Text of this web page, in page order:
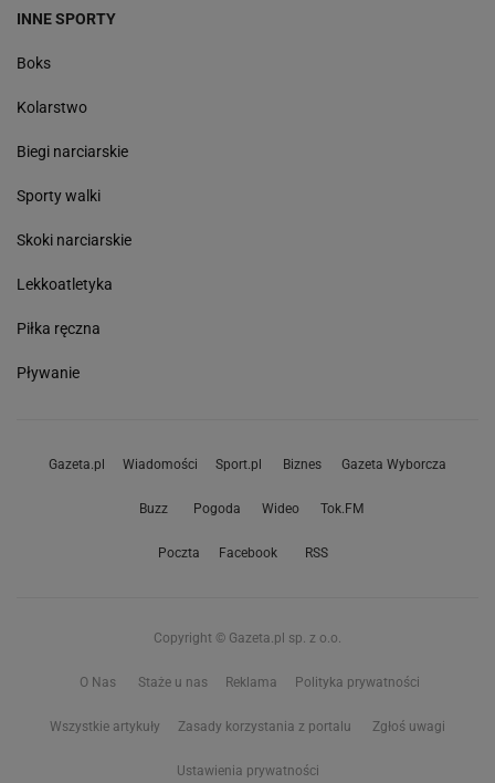
INNE SPORTY
Boks
Kolarstwo
Biegi narciarskie
Sporty walki
Skoki narciarskie
Lekkoatletyka
Piłka ręczna
Pływanie
Gazeta.pl Wiadomości Sport.pl Biznes Gazeta Wyborcza
Buzz Pogoda Wideo Tok.FM
Poczta Facebook RSS
Copyright © Gazeta.pl sp. z o.o.
O Nas Staże u nas Reklama Polityka prywatności
Wszystkie artykuły Zasady korzystania z portalu Zgłoś uwagi
Ustawienia prywatności